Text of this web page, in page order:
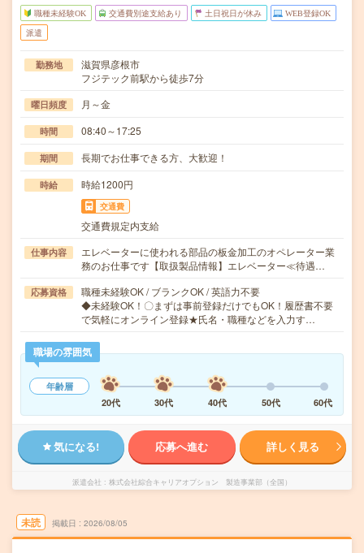
職種未経験OK 交通費別途支給あり 土日祝日が休み WEB登録OK
派遣
勤務地
滋賀県彦根市
フジテック前駅から徒歩7分
曜日頻度 月～金
時間 08:40～17:25
期間 長期でお仕事できる方、大歓迎！
時給 時給1200円
交通費
交通費規定内支給
仕事内容
エレベーターに使われる部品の板金加工のオペレーター業
務のお仕事です【取扱製品情報】エレベーター≪待遇…
応募資格
職種未経験OK / ブランクOK / 英語力不要
◆未経験OK！〇まずは事前登録だけでもOK！履歴書不要
で気軽にオンライン登録★氏名・職種などを入力す…
職場の雰囲気
年齢層
20代
30代 40代 50代 60代
気になる! 応募へ進む 詳しく見る
派遣会社 株式会社綜合キャリアオプション 製造事業部（全国）
未読 掲載日 2026/08/05